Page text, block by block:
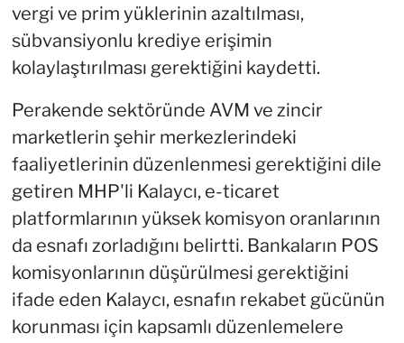
vergi ve prim yüklerinin azaltılması,
sübvansiyonlu krediye erişimin
kolaylaştırılması gerektiğini kaydetti.
Perakende sektöründe AVM ve zincir
marketlerin şehir merkezlerindeki
faaliyetlerinin düzenlenmesi gerektiğini dile
getiren MHP'li Kalaycı, e-ticaret
platformlarının yüksek komisyon oranlarının
da esnafı zorladığını belirtti. Bankaların POS
komisyonlarının düşürülmesi gerektiğini
ifade eden Kalaycı, esnafın rekabet gücünün
korunması için kapsamlı düzenlemelere